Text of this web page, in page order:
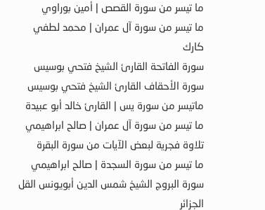
ما تيسر من سورة القصص | أمين بوراوي
ما تيسر من سورة آل عمران | محمد لطفي
كارك
سورة الفاتحة القارئ الشيخ فتحي بوسيس
سورة الأحقاف القارئ الشيخ فتحي بوسيس
ماتيسر من سورة يس | القارئ خالد أبو عبيدة
ما تيسر من سورة آل عمران | صالح ابراهيمي
تلاوة فجرية لبعض الآيات من سورة البقرة
ما تيسر من سورة السجدة | صالح ابراهيمي
سورة البروج الشيخ شمس الدين أبويونس القل
الجزائر